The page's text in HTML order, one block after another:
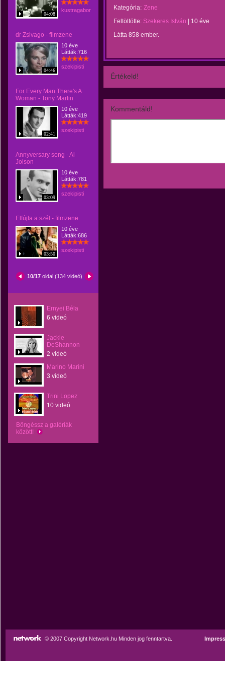
04:08
kustragabor
dr Zsivago - filmzene
04:46
10 éve
Látták:716
szekipisti
For Every Man There's A
Woman - Tony Martin
02:41
10 éve
Látták:419
szekipisti
Annyversary song - Al
Jolson
03:09
10 éve
Látták:781
szekipisti
Elfújta a szél - filmzene
03:50
10 éve
Látták:686
szekipisti
10/17 oldal (134 videó)
Ernyei Béla
6 videó
Jackie
DeShannon
2 videó
Marino Marini
3 videó
Trini Lopez
10 videó
Böngéssz a galériák
között!
Kategória: Zene
Feltöltötte: Szekeres István
10 éve
Látta 858 ember.
Értékeld!
Kommentáld!
© 2007 Copyright Network.hu Minden jog fenntartva.